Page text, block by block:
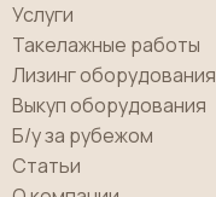
Услуги
Такелажные работы
Лизинг оборудования
Выкуп оборудования
Б/у за рубежом
Статьи